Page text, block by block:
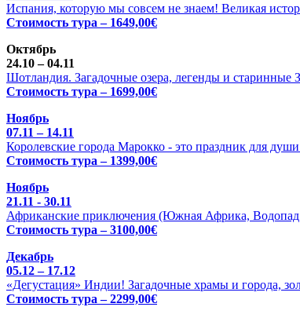
Испания, которую мы совсем не знаем! Великая
Стоимость тура – 1649,00€
Октябрь
24.10 – 04.11
Шотландия. Загадочные озера, легенды и
Стоимость тура – 1699,00€
Ноябрь
07.11 – 14.11
Королевские города Марокко - это праздник для
Стоимость тура – 1399,00€
Ноябрь
21.11 - 30.11
Африканские приключения (Южная Африка, Водопад
Стоимость тура – 3100,00€
Декабрь
05.12 – 17.12
«Дегустация» Индии! Загадочные храмы и города,
Стоимость тура – 2299,00€